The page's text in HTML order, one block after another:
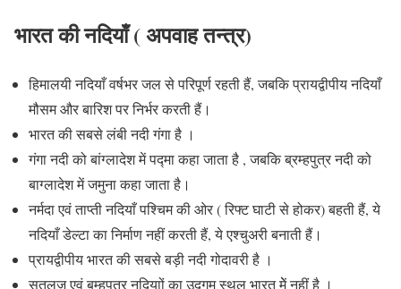
भारत की नदियाँ ( अपवाह तन्त्र)
हिमालयी नदियाँ वर्षभर जल से परिपूर्ण रहती हैं, जबकि प्रायद्वीपीय नदियाँ
मौसम और बारिश पर निर्भर करती हैं।
भारत की सबसे लंबी नदी गंगा है ।
गंगा नदी को बांग्लादेश में पद्मा कहा जाता है , जबकि ब्रम्हपुत्र नदी को
बाग्लादेश में जमुना कहा जाता है।
नर्मदा एवं ताप्ती नदियाँ पश्चिम की ओर ( रिफ्ट घाटी से होकर) बहती हैं, ये
नदियाँ डेल्टा का निर्माण नहीं करती हैं, ये एश्चुअरी बनाती हैं।
प्रायद्वीपीय भारत की सबसे बड़ी नदी गोदावरी है ।
सतलज एवं बम्हपुत्र नदियाों का उद्गम स्थल भारत मेें नहीं है ।